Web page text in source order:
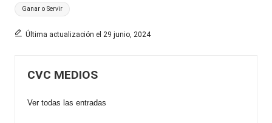
Etiquetas:
Ganar o Servir
Última actualización el 29 junio, 2024
CVC MEDIOS
Ver todas las entradas